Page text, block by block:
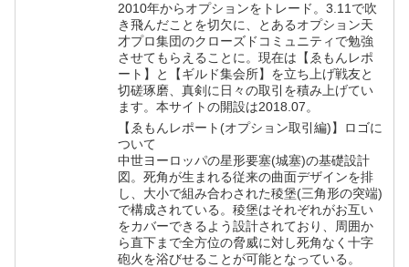
2010年からオプションをトレード。3.11で吹
き飛んだことを切欠に、とあるオプション天
才プロ集団のクローズドコミュニティで勉強
させてもらえることに。現在は【ゑもんレポ
ート】と【ギルド集会所】を立ち上げ戦友と
切磋琢磨、真剣に日々の取引を積み上げてい
ます。本サイトの開設は2018.07。
【ゑもんレポート(オプション取引編)】ロゴに
ついて
中世ヨーロッパの星形要塞(城塞)の基礎設計
図。死角が生まれる従来の曲面デザインを排
し、大小で組み合わされた稜堡(三角形の突端)
で構成されている。稜堡はそれぞれがお互い
をカバーできるよう設計されており、周囲か
ら直下まで全方位の脅威に対し死角なく十字
砲火を浴びせることが可能となっている。